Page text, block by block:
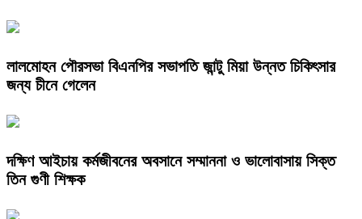
লালমোহন পৌরসভা বিএনপির সভাপতি জান্টু মিয়া উন্নত চিকিৎসার
জন্য চীনে গেলেন
দক্ষিণ আইচায় কর্মজীবনের অবসানে সম্মাননা ও ভালোবাসায় সিক্ত
তিন গুণী শিক্ষক